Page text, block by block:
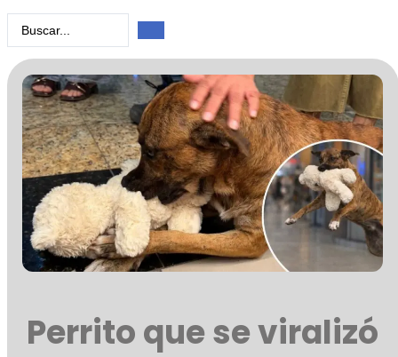
Search
Perrito que se viralizó